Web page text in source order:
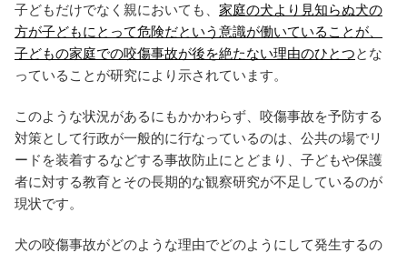
子どもだけでなく親においても、 家庭の犬より見知らぬ犬の
方が子どもにとって危険だという意識が働いていることが、
子どもの家庭での咬傷事故が後を絶たない理由のひとつとな
っていることが研究により示されています。
このような状況があるにもかかわらず、咬傷事故を予防する
対策として行政が一般的に行なっているのは、公共の場でリ
ードを装着するなどする事故防止にとどまり、子どもや保護
者に対する教育とその長期的な観察研究が不足しているのが
現状です。
犬の咬傷事故がどのような理由でどのようにして発生するの